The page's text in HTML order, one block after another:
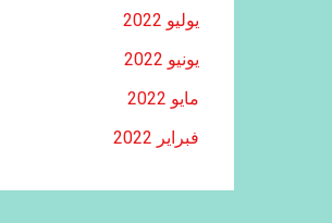
يوليو 2022
يونيو 2022
مايو 2022
فبراير 2022